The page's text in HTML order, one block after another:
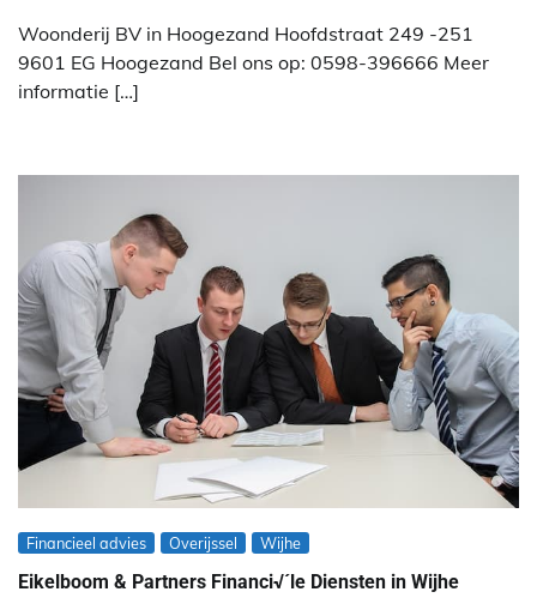
Woonderij BV in Hoogezand Hoofdstraat 249 -251
9601 EG Hoogezand Bel ons op: 0598-396666 Meer
informatie […]
Financieel advies Overijssel Wijhe
Eikelboom & Partners Financi√´le Diensten in Wijhe